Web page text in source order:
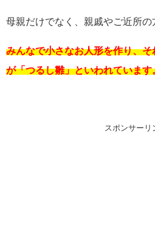
母親だけでなく、親戚やご近所の
みんなで小さなお人形を作り、
が「つるし雛」といわれています
スポンサーリ